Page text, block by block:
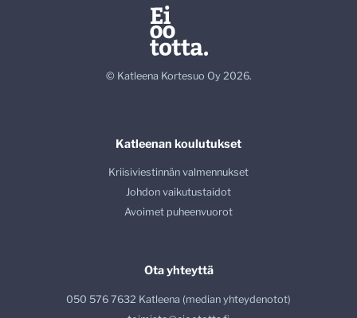
© Katleena Kortesuo Oy 2026.
Katleenan koulutukset
Kriisiviestinnän valmennukset
Johdon vaikutustaidot
Avoimet puheenvuorot
Ota yhteyttä
050 576 7632 Katleena (median yhteydenotot)